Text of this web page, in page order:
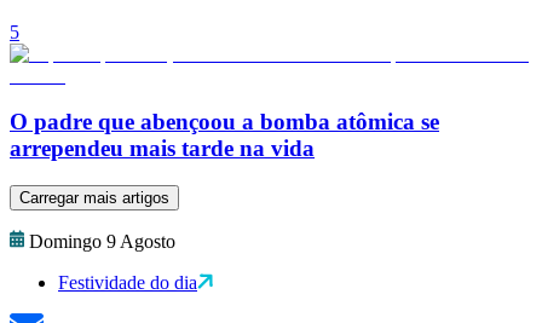
5
O padre que abençoou a bomba atômica se
arrependeu mais tarde na vida
Carregar mais artigos
Domingo 9 Agosto
Festividade do dia